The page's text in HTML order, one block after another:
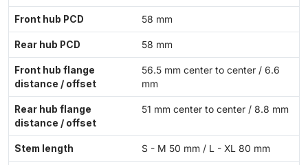
Front hub PCD 58 mm
Rear hub PCD 58 mm
Front hub flange
distance / offset
56.5 mm center to center / 6.6
mm
Rear hub flange
distance / offset
51 mm center to center / 8.8 mm
Stem length S - M 50 mm / L - XL 80 mm